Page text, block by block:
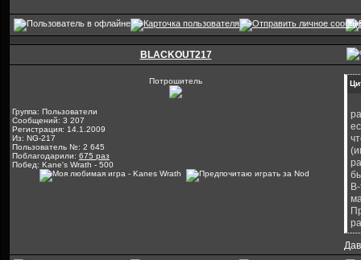
BLACKOUT217
Потрошитель
Группа: Пользователи
Сообщений: 3 207
Регистрация: 14.1.2009
Из: NG-217
Пользователь №: 2 645
Поблагодарили: 675 раз
Побед: Kane's Wrath - 500